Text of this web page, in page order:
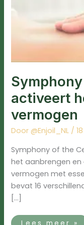
activeert
vermogen
Door@Enjoil_NL /
Symphony of the
het aanbrengen
vermogen met
bevat ​​16
[…]